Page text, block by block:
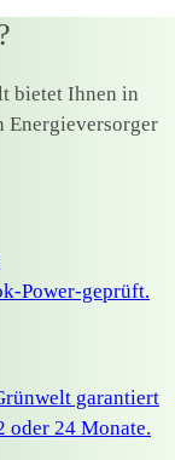
bietet Ihnen in
Energieversorger
Power-geprüft.
garantiert
oder 24 Monate.